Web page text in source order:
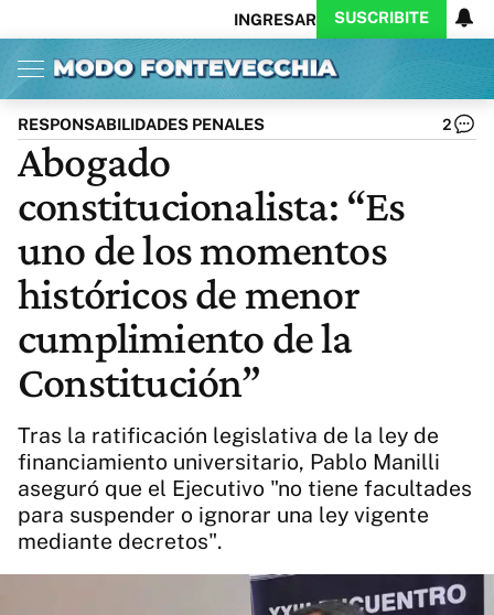
INGRESAR SUSCRIBITE
Inicio Ahora
Opinión
Política
Ciencia
Protagonistas
Cultura
Internacional
Clima
Deportes
CARAS
Exitoina
Turismo
Videos
Córdoba
Reperfilar
Business
Noticias
Caras
Gaming
Diario del Juicio
Actualidad
RESPONSABILIDADES PENALES 2
Abogado
constitucionalista: “Es
uno de los momentos
históricos de menor
cumplimiento de la
Constitución”
Tras la ratificación legislativa de la ley de
financiamiento universitario, Pablo Manilli
aseguró que el Ejecutivo "no tiene facultades
para suspender o ignorar una ley vigente
mediante decretos".